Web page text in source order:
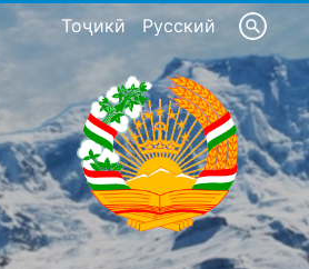
Тоҷикӣ Русский